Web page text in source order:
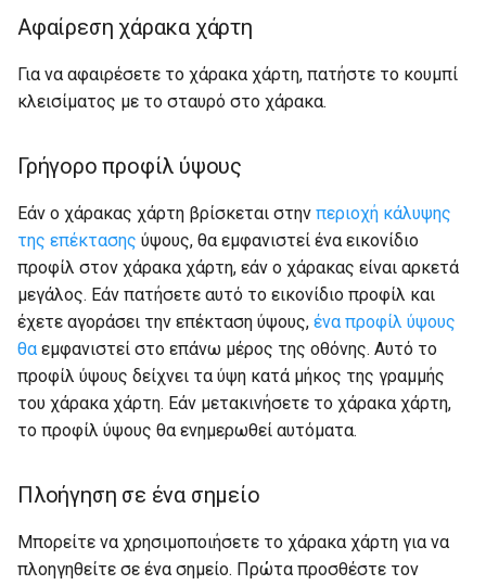
Αφαίρεση χάρακα χάρτη
Για να αφαιρέσετε το χάρακα χάρτη, πατήστε το κουμπί
κλεισίματος με το σταυρό στο χάρακα.
Γρήγορο προφίλ ύψους
Εάν ο χάρακας χάρτη βρίσκεται στην περιοχή κάλυψης
της επέκτασης ύψους, θα εμφανιστεί ένα εικονίδιο
προφίλ στον χάρακα χάρτη, εάν ο χάρακας είναι αρκετά
μεγάλος. Εάν πατήσετε αυτό το εικονίδιο προφίλ και
έχετε αγοράσει την επέκταση ύψους, ένα προφίλ ύψους
θα εμφανιστεί στο επάνω μέρος της οθόνης. Αυτό το
προφίλ ύψους δείχνει τα ύψη κατά μήκος της γραμμής
του χάρακα χάρτη. Εάν μετακινήσετε το χάρακα χάρτη,
το προφίλ ύψους θα ενημερωθεί αυτόματα.
Πλοήγηση σε ένα σημείο
Μπορείτε να χρησιμοποιήσετε το χάρακα χάρτη για να
πλοηγηθείτε σε ένα σημείο. Πρώτα προσθέστε τον